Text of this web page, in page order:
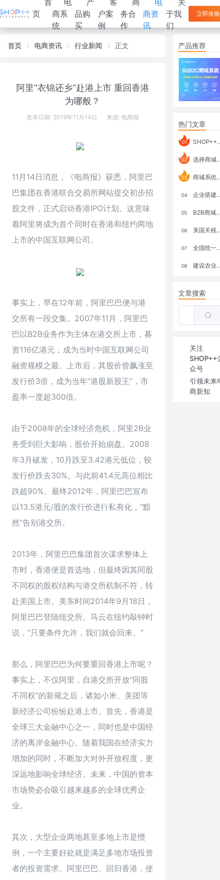
首
页
电
商系
统
产
品购
买
客
户案
例
商
务合
作
电
商资
讯
关
于我
们
立即体验
首页 电商资讯 行业新闻 正文
阿里“衣锦还乡”赴港上市 重回香港
为哪般？
发布日期: 2019年11月14日 来源: 电商报
11月14日消息，《电商报》获悉，阿里巴
巴集团在香港联合交易所网站提交初步招
股文件，正式启动香港IPO计划。这意味
着阿里将成为首个同时在香港和纽约两地
上市的中国互联网公司。
事实上，早在12年前，阿里巴巴便与港
交所有一段交集。2007年11月，阿里巴
巴以B2B业务作为主体在港交所上市，募
资116亿港元，成为当时中国互联网公司
融资规模之最。上市后，其股价曾飙涨至
发行价3倍，成为当年“港股新股王”，市
盈率一度超300倍。
由于2008年的全球经济危机，阿里2B业
务受到巨大影响，股价开始崩盘。2008
年3月破发，10月跌至3.42港元低位，较
发行价跌去30%。与此前41.4元高位相比
跌超90%。最终2012年，阿里巴巴宣布
以13.5港元/股的发行价进行私有化，“黯
然”告别港交所。
2013年，阿里巴巴集团首次谋求整体上
市时，香港便是首选地，但最终因其同股
不同权的股权结构与港交所机制不符，转
赴美国上市。美东时间2014年9月18日，
阿里巴巴登陆纽交所。马云在纽约敲钟时
说，“只要条件允许，我们就会回来。”
那么，阿里巴巴为何要重回香港上市呢？
事实上，不仅阿里，自港交所开放“同股
不同权”的新规之后，诸如小米、美团等
新经济公司纷纷赴港上市。首先，香港是
全球三大金融中心之一，同时也是中国经
济的离岸金融中心。随着我国在经济实力
增加的同时，不断加大对外开放程度，更
深远地影响全球经济。未来，中国的资本
市场势必会吸引越来越多的全球优秀企
业。
其次，大型企业两地甚至多地上市是惯
例，一个主要好处就是满足多地市场投资
者的投资需求。阿里巴巴、回归香港，使
产品推荐
热门文章
01 SHOP++ B2B2C V9.1 全新发布 新亮点
02 选择商城系统要考虑哪些问题？
03 商城系统如何打通跨境电商模式？
04 企业搭建积分商城系统要注意什么？
05 B2B商城系统搭建：开发语言、功能、优势分析
06 美国关税政策冲击全球电商格局：五大类平台受重创，转型与自救成关键
07 全国统一大市场：电商如何掘金新蓝海？
08 建设农业强国，网上商城来助力！
文章搜索
关注
SHOP++
众号
引领未来
商新知